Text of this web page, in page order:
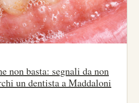
non basta: segnali da non
un dentista a Maddaloni